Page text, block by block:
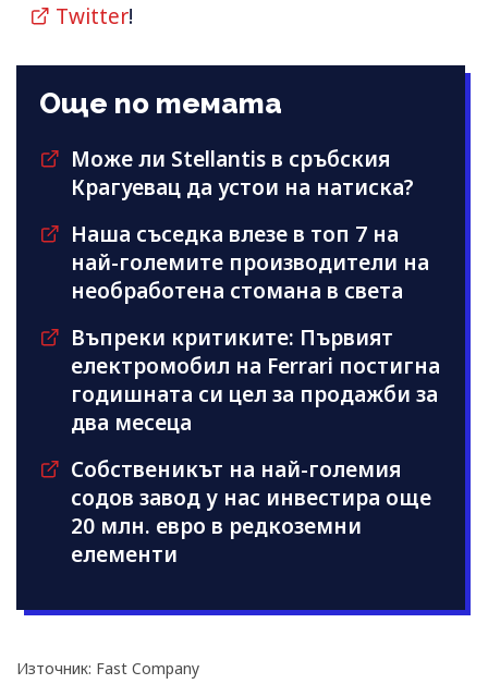
Twitter!
Още по темата
Може ли Stellantis в сръбския
Крагуевац да устои на натиска?
Наша съседка влезе в топ 7 на
най-големите производители на
необработена стомана в света
Въпреки критиките: Първият
електромобил на Ferrari постигна
годишната си цел за продажби за
два месеца
Собственикът на най-големия
содов завод у нас инвестира още
20 млн. евро в редкоземни
елементи
Източник: Fast Company